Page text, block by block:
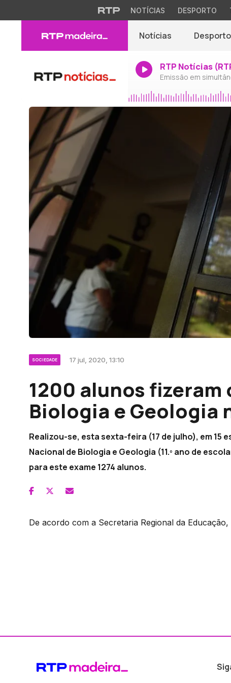
NOTÍCIAS DESPORTO
Notícias Desporto
RTP Notícias
Emissão em
SOCIEDADE 17 jul, 2020, 13:10
1200 alunos fizeram
Biologia e Geologia
Realizou-se, esta sexta-feira (17 de julho), em 15
Nacional de Biologia e Geologia (11.º ano de
para este exame 1274 alunos.
De acordo com a Secretaria Regional da